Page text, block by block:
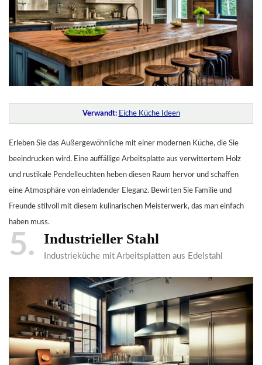
Verwandt: Eiche Küche Ideen
Erleben Sie das Außergewöhnliche mit einer modernen Küche, die Sie
beeindrucken wird. Eine auffällige Arbeitsplatte aus verwittertem Holz
und rustikale Pendelleuchten heben diesen Raum hervor und schaffen
eine Atmosphäre von einladender Eleganz. Bewirten Sie Familie und
Freunde stilvoll mit diesem kulinarischen Meisterwerk, das man einfach
haben muss.
5 Industrieller Stahl
Industrieküche mit Arbeitsplatten aus Edelstahl